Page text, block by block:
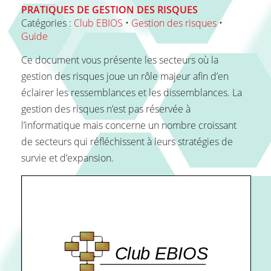
FAQ
Contact
PRATIQUES DE GESTION DES RISQUES
Catégories : Club EBIOS • Gestion des risques•
Guide
Ce document vous présente les secteurs où la
gestion des risques joue un rôle majeur afin d’en
éclairer les ressemblances et les dissemblances. La
gestion des risques n’est pas réservée à
l’informatique mais concerne un nombre croissant
de secteurs qui réfléchissent à leurs stratégies de
survie et d’expansion.